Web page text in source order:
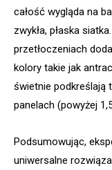
całość wygląda na
zwykła, płaska
przetłoczeniach
kolory takie jak
świetnie podkreślają
panelach (powyżej
Podsumowując,
uniwersalne